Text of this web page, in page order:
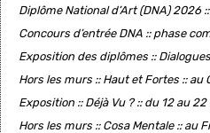
Diplôme National d’Art (DNA) 2026
Concours d’entrée DNA :: phase
Exposition des diplômes ::
Hors les murs :: Haut et Fortes :: au
Exposition :: Déjà Vu ? :: du 12 au 22
Hors les murs :: Cosa Mentale :: au